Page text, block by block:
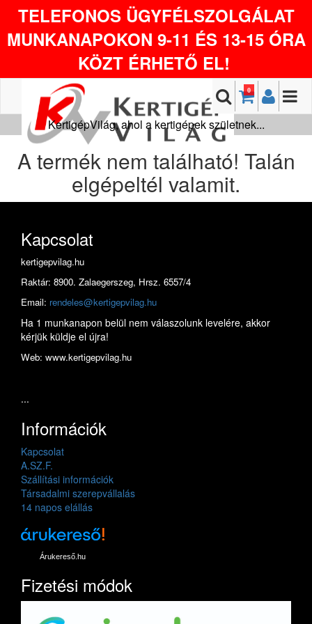
TELEFONOS ÜGYFÉLSZOLGÁLAT
MUNKANAPOKON 9-11 ÉS 13-15 ÓRA
KÖZT ÉRHETŐ EL!
0
KertigépVilág, ahol a kertigépek születnek...
A termék nem található! Talán
elgépeltél valamit.
Kapcsolat
kertigepvilag.hu
Raktár: 8900. Zalaegerszeg, Hrsz. 6557/4
Email: rendeles@kertigepvilag.hu
Ha 1 munkanapon belül nem válaszolunk levelére, akkor
kérjük küldje el újra!
Web: www.kertigepvilag.hu
...
Információk
Kapcsolat
A.SZ.F.
Szállítási információk
Társadalmi szerepvállalás
14 napos elállás
Árukereső.hu
Fizetési módok